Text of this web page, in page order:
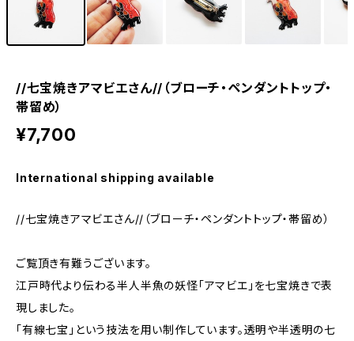
//七宝焼きアマビエさん//（ブローチ・ペンダントトップ・
帯留め）
¥7,700
International shipping available
//七宝焼きアマビエさん//（ブローチ・ペンダントトップ・帯留め）
ご覧頂き有難うございます。
江戸時代より伝わる半人半魚の妖怪「アマビエ」を七宝焼きで表
現しました。
「有線七宝」という技法を用い制作しています。透明や半透明の七